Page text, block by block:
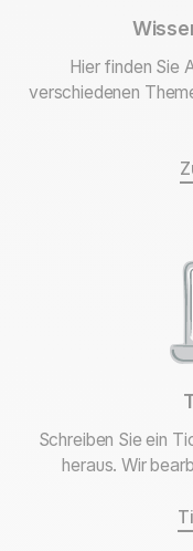
Hier finden Sie
verschiedenen
Schreiben Sie ein
heraus. Wir